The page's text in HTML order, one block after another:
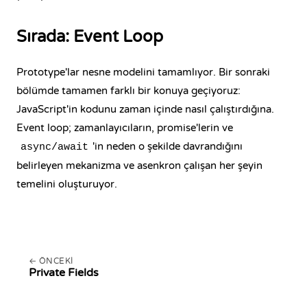
Sırada: Event Loop
Prototype'lar nesne modelini tamamlıyor. Bir sonraki
bölümde tamamen farklı bir konuya geçiyoruz:
JavaScript'in kodunu zaman içinde nasıl çalıştırdığına.
Event loop; zamanlayıcıların, promise'lerin ve
async/await 'in neden o şekilde davrandığını
belirleyen mekanizma ve asenkron çalışan her şeyin
temelini oluşturuyor.
ÖNCEKI
Private Fields